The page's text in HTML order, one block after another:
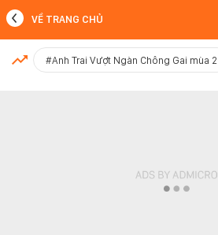
MỚI NHẤT
VỀ TRANG CHỦ
#Anh Trai Vượt Ngàn Chông Gai mùa 2